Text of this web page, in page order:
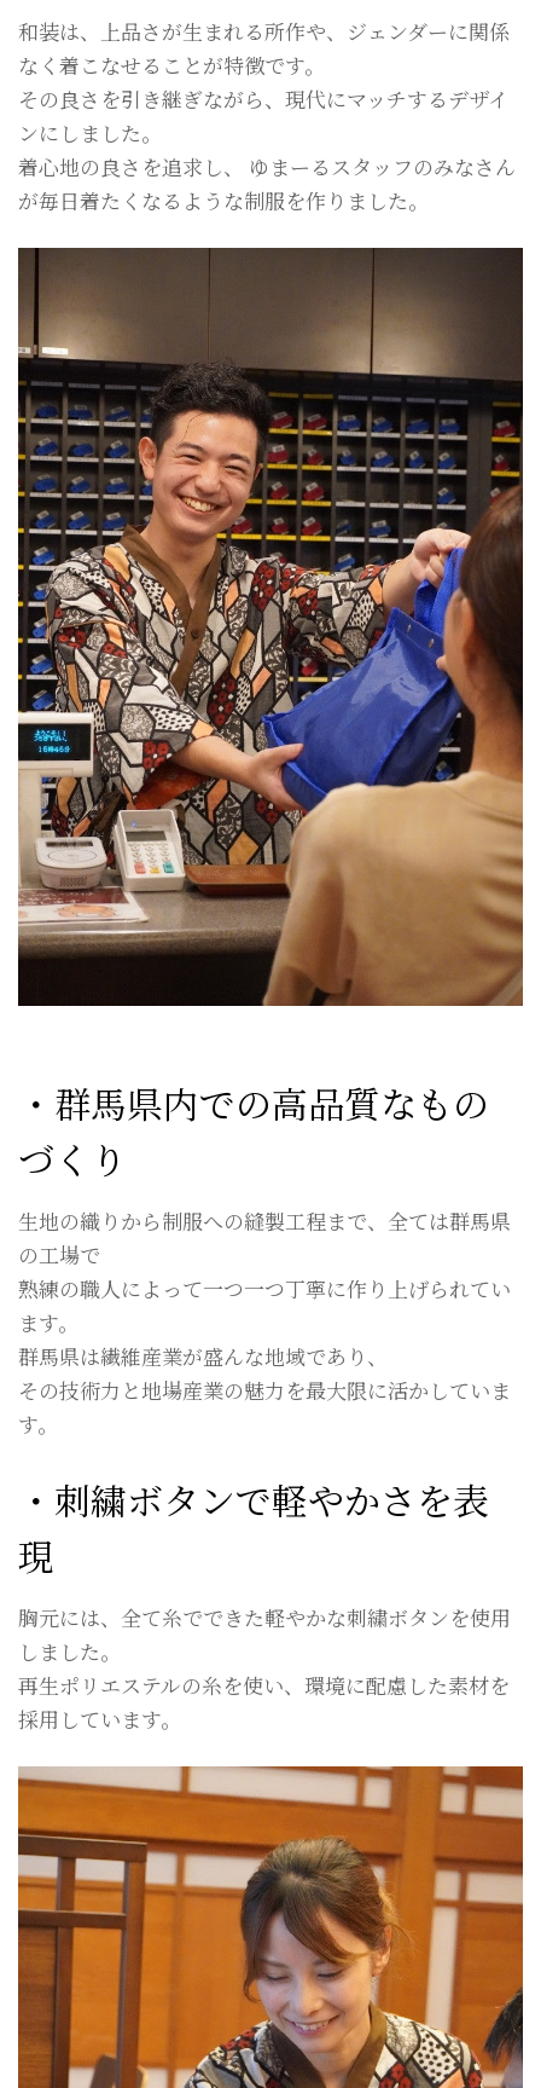
和装は、上品さが生まれる所作や、ジェンダーに関係
なく着こなせることが特徴です。
その良さを引き継ぎながら、現代にマッチするデザイ
ンにしました。
着心地の良さを追求し、 ゆまーるスタッフのみなさん
が毎日着たくなるような制服を作りました。
・群馬県内での高品質なもの
づくり
生地の織りから制服への縫製工程まで、全ては群馬県
の工場で
熟練の職人によって一つ一つ丁寧に作り上げられてい
ます。
群馬県は繊維産業が盛んな地域であり、
その技術力と地場産業の魅力を最大限に活かしていま
す。
・刺繍ボタンで軽やかさを表
現
胸元には、全て糸でできた軽やかな刺繍ボタンを使用
しました。
再生ポリエステルの糸を使い、環境に配慮した素材を
採用しています。